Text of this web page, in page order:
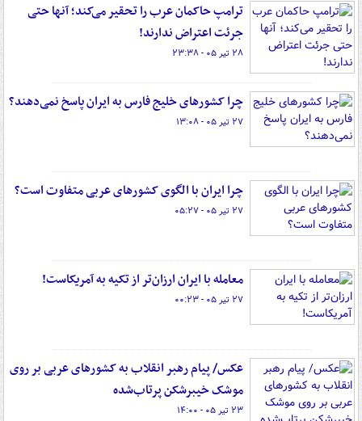
ترامپ حاکمان عرب را تحقیر می‌کند؛ آنها حتی
جرئت اعتراض ندارند!
۲۸ تیر ۰۵ - ۲۳:۳۸
چرا کشورهای خلیج فارس به ایران پاسخ نمی‌دهند؟
۲۷ تیر ۰۵ - ۱۳:۰۸
چرا ایران با الگوی کشورهای عربی متفاوت است؟
۲۷ تیر ۰۵ - ۰۵:۲۷
معامله با ایران ارزان‌تر از تکیه به آمریکاست!
۲۷ تیر ۰۵ - ۰۰:۲۳
عکس/ پیام رهبر انقلاب به کشورهای عربی بر روی
موشک خیبرشکن پرتاب‌شده
۲۳ تیر ۰۵ - ۱۴:۰۰